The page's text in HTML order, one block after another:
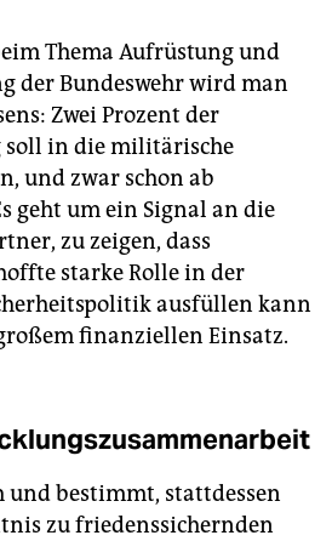
Thema Aufrüstung und
der Bundeswehr wird man
Zwei Prozent der
soll in die militärische
und zwar schon ab
geht um ein Signal an die
zu zeigen, dass
starke Rolle in der
ausfüllen kann
finanziellen Einsatz.
und bestimmt, stattdessen
zu friedenssichernden